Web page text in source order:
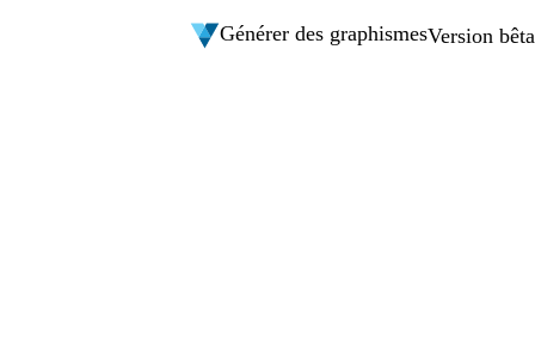
Générer des graphismesVersion bêta